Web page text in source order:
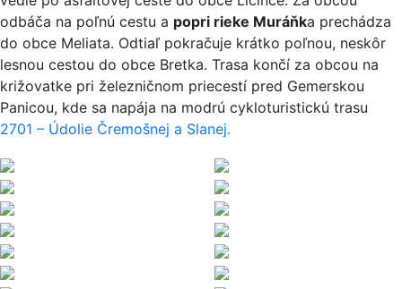
odbáča na poľnú cestu a popri rieke Muráňka prechádza
do obce Meliata. Odtiaľ pokračuje krátko poľnou, neskôr
lesnou cestou do obce Bretka. Trasa končí za obcou na
križovatke pri železničnom priecestí pred Gemerskou
Panicou, kde sa napája na modrú cykloturistickú trasu
2701 – Údolie Čremošnej a Slanej.